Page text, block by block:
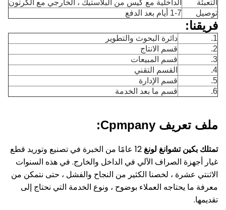
التعبئة
الداخلية مع كيس من البلاستيك ، الخارجي مع الكرتون
توصيل
1-7 أيام بعد الدفع
فريقنا:
1.
دائرة البحوث والتطوير
2.
قسم الانتاج
3.
قسم المبيعات
4.
القسم التقني
5.
قسم الإدارة
6.
قسم ما بعد الخدمة
ملف تعريف Cpmpany:
تمتلك بكين تشوانغ لونغ
12 عامًا من الخبرة في تصنيع وتوريد قطع
غيار أجهزة الصراف الآلي في الداخل والخارج. في هذه السنوات
الاثنتي عشرة ، لخصنا الكثير من النجاح والفشل ، حتى نتمكن من
معرفة ما يحتاجه العملاء بوضوح ، ونوع الخدمة التي نحتاج إلى
تقديمها.